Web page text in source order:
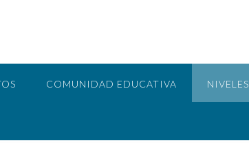
COMUNIDAD EDUCATIVA NIVELES